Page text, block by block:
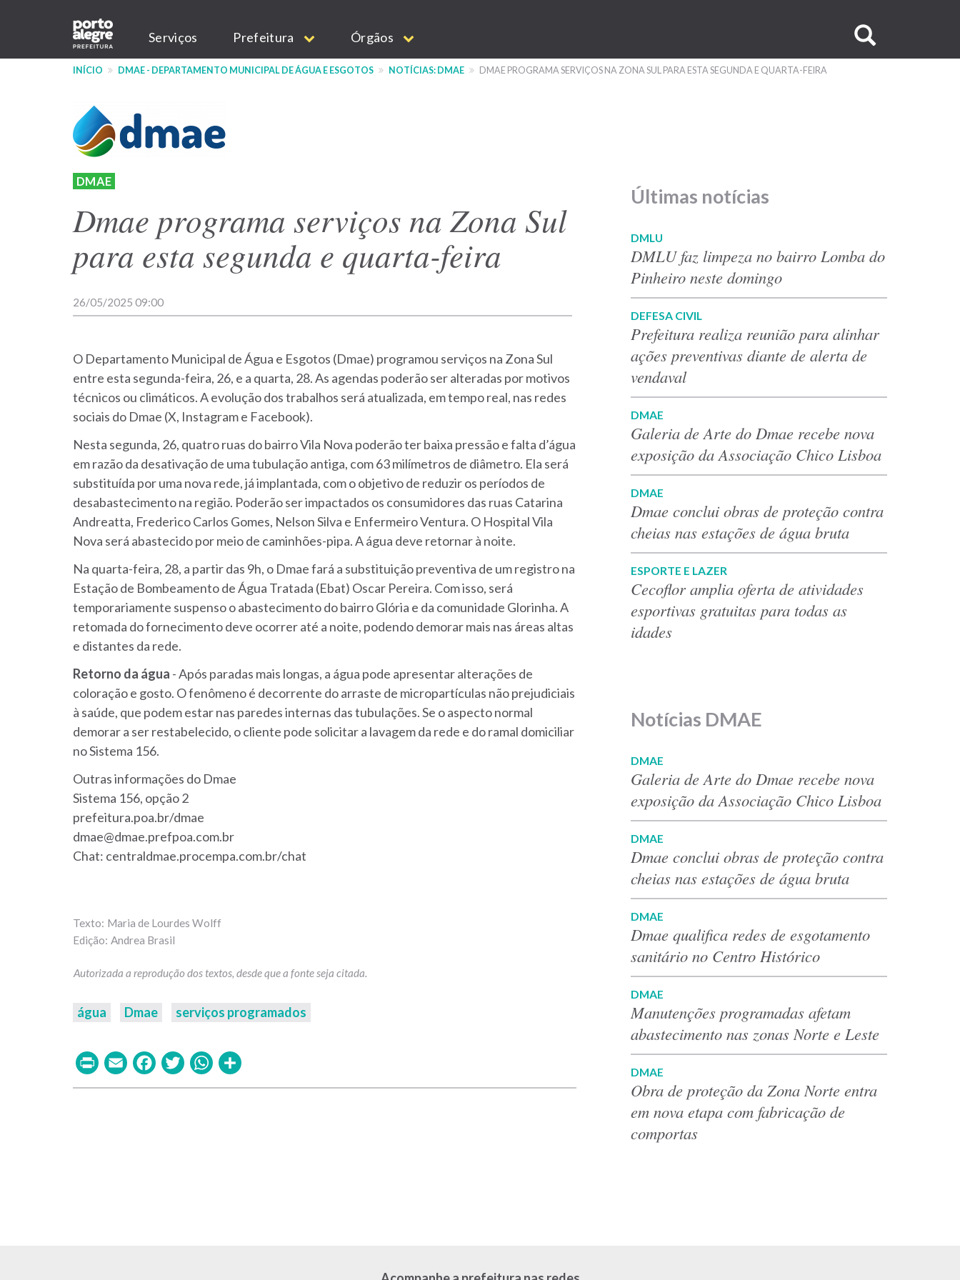
conteúdo
Main
navigation
Serviços Prefeitura Órgãos
no
INÍCIO DMAE - DEPARTAMENTO MUNICIPAL DE ÁGUA E ESGOTOS NOTÍCIAS: DMAE DMAE PROGRAMA SERVIÇOS NA ZONA SUL PARA ESTA SEGUNDA E QUARTA-FEIRA
DMAE
Dmae programa serviços na Zona Sul
para esta segunda e quarta-feira
26/05/2025 09:00
O Departamento Municipal de Água e Esgotos (Dmae) programou serviços na Zona Sul
entre esta segunda-feira, 26, e a quarta, 28. As agendas poderão ser alteradas por motivos
técnicos ou climáticos. A evolução dos trabalhos será atualizada, em tempo real, nas redes
sociais do Dmae (X, Instagram e Facebook).
Nesta segunda, 26, quatro ruas do bairro Vila Nova poderão ter baixa pressão e falta d’água
em razão da desativação de uma tubulação antiga, com 63 milímetros de diâmetro. Ela será
substituída por uma nova rede, já implantada, com o objetivo de reduzir os períodos de
desabastecimento na região. Poderão ser impactados os consumidores das ruas Catarina
Andreatta, Frederico Carlos Gomes, Nelson Silva e Enfermeiro Ventura. O Hospital Vila
Nova será abastecido por meio de caminhões-pipa. A água deve retornar à noite.
Na quarta-feira, 28, a partir das 9h, o Dmae fará a substituição preventiva de um registro na
Estação de Bombeamento de Água Tratada (Ebat) Oscar Pereira. Com isso, será
temporariamente suspenso o abastecimento do bairro Glória e da comunidade Glorinha. A
retomada do fornecimento deve ocorrer até a noite, podendo demorar mais nas áreas altas
e distantes da rede.
Retorno da água - Após paradas mais longas, a água pode apresentar alterações de
coloração e gosto. O fenômeno é decorrente do arraste de micropartículas não prejudiciais
à saúde, que podem estar nas paredes internas das tubulações. Se o aspecto normal
demorar a ser restabelecido, o cliente pode solicitar a lavagem da rede e do ramal domiciliar
no Sistema 156.
Outras informações do Dmae
Sistema 156, opção 2
prefeitura.poa.br/dmae
dmae@dmae.prefpoa.com.br
Chat: centraldmae.procempa.com.br/chat
Maria de Lourdes Wolff
Andrea Brasil
água Dmae serviços programados
PrintEmailFacebook
TwitterWhatsApp
Últimas notícias
DMLU
DMLU faz limpeza no bairro Lomba do
Pinheiro neste domingo
DEFESA CIVIL
Prefeitura realiza reunião para alinhar
ações preventivas diante de alerta de
vendaval
DMAE
Galeria de Arte do Dmae recebe nova
exposição da Associação Chico Lisboa
DMAE
Dmae conclui obras de proteção contra
cheias nas estações de água bruta
ESPORTE E LAZER
Cecoflor amplia oferta de atividades
esportivas gratuitas para todas as
idades
Notícias DMAE
DMAE
Galeria de Arte do Dmae recebe nova
exposição da Associação Chico Lisboa
DMAE
Dmae conclui obras de proteção contra
cheias nas estações de água bruta
DMAE
Dmae qualifica redes de esgotamento
sanitário no Centro Histórico
DMAE
Manutenções programadas afetam
abastecimento nas zonas Norte e Leste
DMAE
Obra de proteção da Zona Norte entra
em nova etapa com fabricação de
comportas